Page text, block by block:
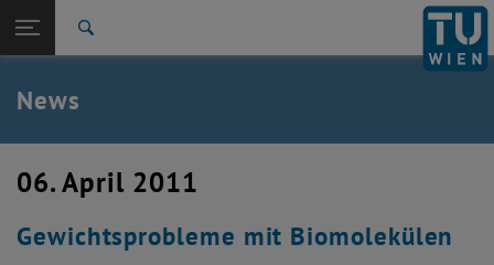
TU Login
Quicklinks
Quicklinks-Menü umschalten
Studium
Zurück: Subseiten von Aktuelles auflisten
Zurück zur letzten Ebene:
Aktuelles
News
News
06. April 2011
Gewichtsprobleme mit Biomolekülen